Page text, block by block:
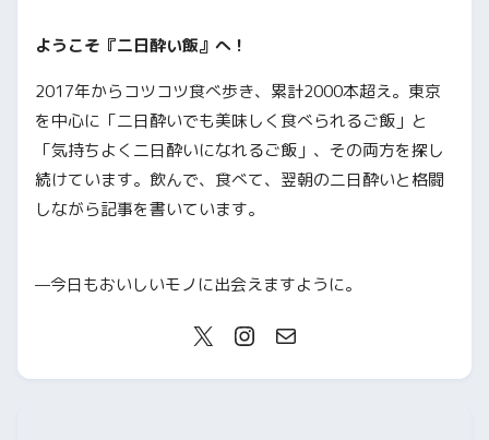
ようこそ『二日酔い飯』へ！
2017年からコツコツ食べ歩き、累計2000本超え。東京
を中心に「二日酔いでも美味しく食べられるご飯」と
「気持ちよく二日酔いになれるご飯」、その両方を探し
続けています。飲んで、食べて、翌朝の二日酔いと格闘
しながら記事を書いています。
—今日もおいしいモノに出会えますように。